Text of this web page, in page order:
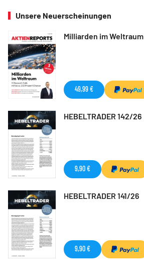
Unsere Neuerscheinungen
Milliarden im Weltraum
49,99 €
HEBELTRADER 142/26
9,90 €
HEBELTRADER 141/26
9,90 €